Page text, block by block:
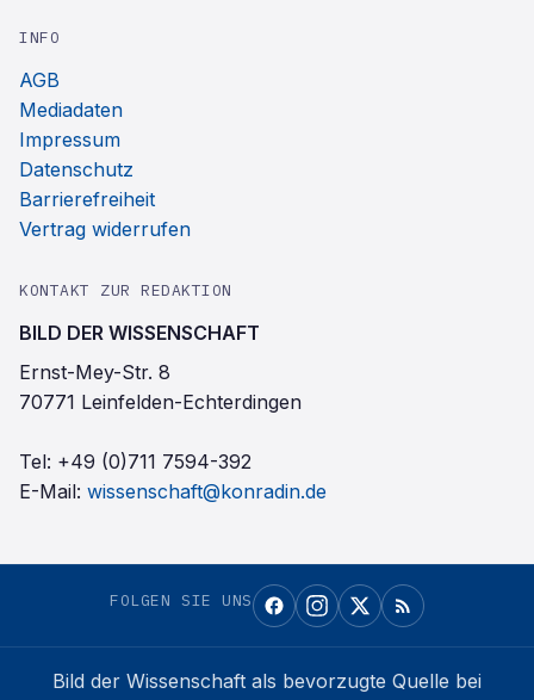
INFO
AGB
Mediadaten
Impressum
Datenschutz
Barrierefreiheit
Vertrag widerrufen
KONTAKT ZUR REDAKTION
BILD DER WISSENSCHAFT
Ernst-Mey-Str. 8
70771 Leinfelden-Echterdingen
Tel: +49 (0)711 7594-392
E-Mail: wissenschaft@konradin.de
FOLGEN SIE UNS
Bild der Wissenschaft als bevorzugte Quelle bei